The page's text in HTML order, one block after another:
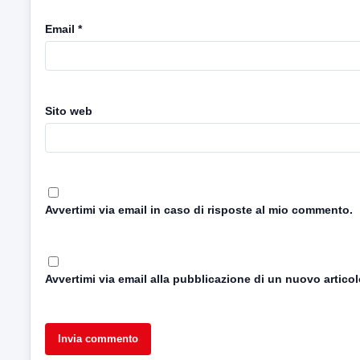
Email *
Sito web
Avvertimi via email in caso di risposte al mio commento.
Avvertimi via email alla pubblicazione di un nuovo